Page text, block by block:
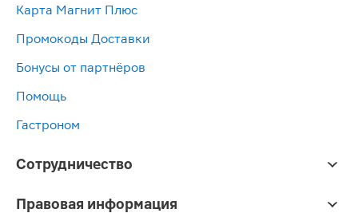
Карта Магнит Плюс
Промокоды Доставки
Бонусы от партнёров
Помощь
Гастроном
Сотрудничество
Правовая информация